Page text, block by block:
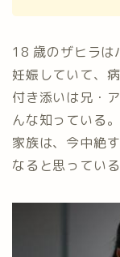
18 歳のザヒラは
妊娠していて、
付き添いは兄・
んな知っている。
家族は、今中絶
なると思っている